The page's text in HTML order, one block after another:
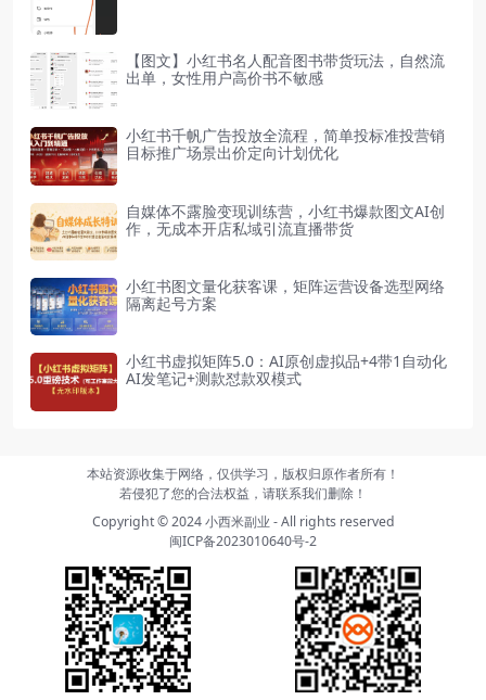
【图文】小红书名人配音图书带货玩法，自然流
出单，女性用户高价书不敏感
小红书千帆广告投放全流程，简单投标准投营销
目标推广场景出价定向计划优化
自媒体不露脸变现训练营，小红书爆款图文AI创
作，无成本开店私域引流直播带货
小红书图文量化获客课，矩阵运营设备选型网络
隔离起号方案
小红书虚拟矩阵5.0：AI原创虚拟品+4带1自动化
AI发笔记+测款怼款双模式
本站资源收集于网络，仅供学习，版权归原作者所有！
若侵犯了您的合法权益，请联系我们删除！
Copyright © 2024小西米副业 - All rights reserved
闽ICP备2023010640号-2